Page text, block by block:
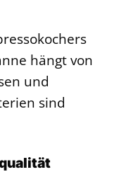
hängt von
und
sind